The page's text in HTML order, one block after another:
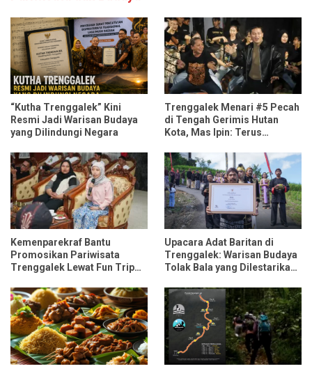
“Kutha Trenggalek” Kini
Resmi Jadi Warisan Budaya
yang Dilindungi Negara
Trenggalek Menari #5 Pecah
di Tengah Gerimis Hutan
Kota, Mas Ipin: Terus
Kemenparekraf Bantu
Promosikan Pariwisata
Trenggalek Lewat Fun Trip
Media Nasional
Upacara Adat Baritan di
Trenggalek: Warisan Budaya
Tolak Bala yang Dilestarikan